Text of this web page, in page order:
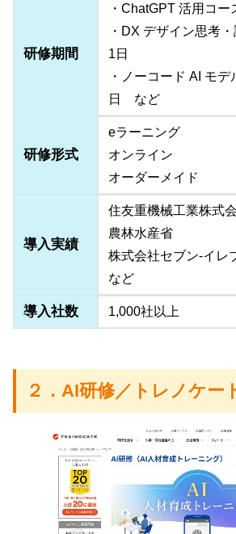
研修期間
・ChatGPT 活用コー
・DX デザイン思考
1日
・ノーコード AI モ
日 など
研修形式
eラーニング
オンライン
オーダーメイド
導入実績
住友重機械工業株式
農林水産省
株式会社セブン-イ
など
導入社数 1,000社以上
２．AI研修／トレノケー